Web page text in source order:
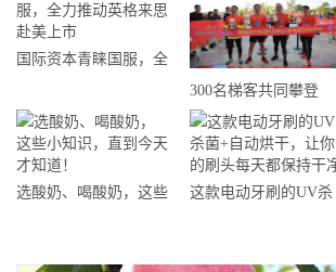
国际资本青睐国服，全
市
300名梯客共同攀登
2019国际垂直马拉松超
级精英赛顺德海骏达中
心站欢乐开跑
选酸奶、喝酸奶，这些
这款电动牙刷的UV杀